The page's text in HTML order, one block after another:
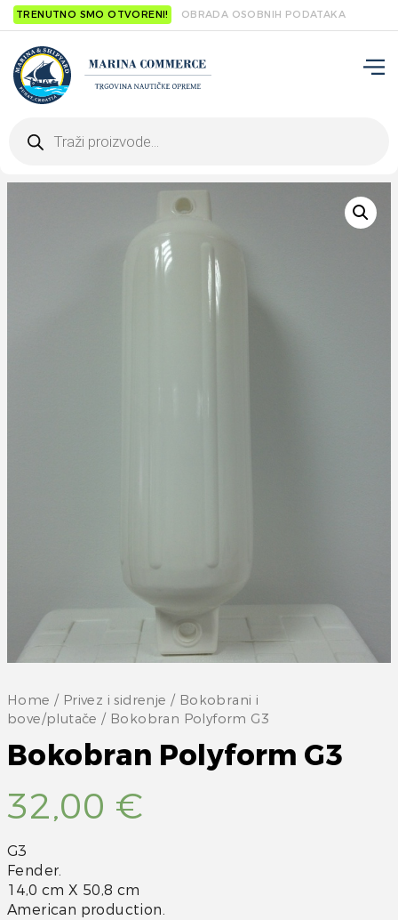
TRENUTNO SMO OTVORENI! OBRADA OSOBNIH PODATAKA
search
Home / Privez i sidrenje / Bokobrani i
bove/plutače / Bokobran Polyform G3
Bokobran Polyform G3
32,00 €
G3
Fender.
14,0 cm X 50,8 cm
American production.